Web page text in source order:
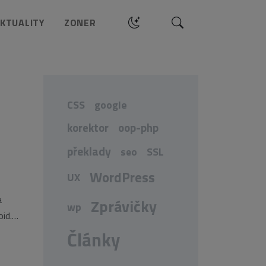
ZONER Hledat
CSS google
korektor oop-php
překlady seo
SSL
UX
WordPress
wp Zprávičky
Články